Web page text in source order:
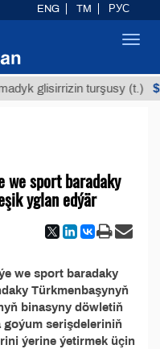
glisirrizin turşusy (t.)
we sport baradaky
yglan edýär
we sport baradaky
Türkmenbaşynyň
binasyny döwletiň
goýum serişdeleriniň
ýerine ýetirmek üçin
ENG TM РУС